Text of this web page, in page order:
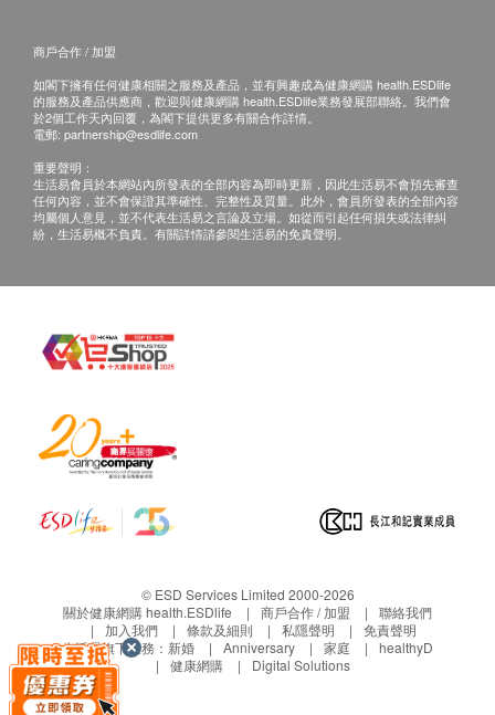
每天一瓶 (建議晚上飲用)，約3-4星期開始見效，持續
飲用3個月可達最強美肌功效。飲用前請搖勻。成分
中的膠原蛋白由魚類提煉而成，如皮膚致敏原為海
鮮，敬請勿用。
保存方法
注意事項
專業人士意見。成分中的膠原蛋白由魚類提煉而成，
如皮膚致敏原為海鮮，敬請勿用。
商戶合作 / 加盟
如閣下擁有任何健康相關之服務及產品，並有興趣成為健康網購 health.ESDlife
的服務及產品供應商，歡迎與健康網購 health.ESDlife業務發展部聯絡。我們會
於2個工作天內回覆，為閣下提供更多有關合作詳情。
電郵: partnership@esdlife.com
重要聲明：
生活易會員於本網站內所發表的全部內容為即時更新，因此生活易不會預先審查
任何內容，並不會保證其準確性、完整性及質量。此外，會員所發表的全部內容
均屬個人意見，並不代表生活易之言論及立場。如從而引起任何損失或法律糾
紛，生活易概不負責。有關詳情請參閱生活易的免責聲明。
© ESD Services Limited 2000-2026
關於健康網購 health.ESDlife
商戶合作 / 加盟
聯絡我們
加入我們
條款及細則 私隱聲明
免責聲明
生活易旗下業務： 新婚 Anniversary 家庭
healthyD
健康網購
Digital Solutions